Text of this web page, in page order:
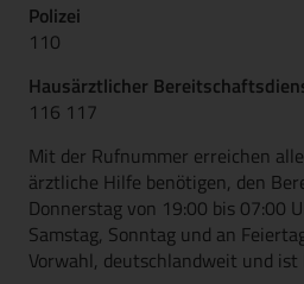
Polizei
110
Hausärztlicher
116 117
Mit der Rufnummer erreichen
ärztliche Hilfe benötigen, den
Donnerstag von 19:00 bis 07:00
Samstag, Sonntag und an
Vorwahl, deutschlandweit und ist